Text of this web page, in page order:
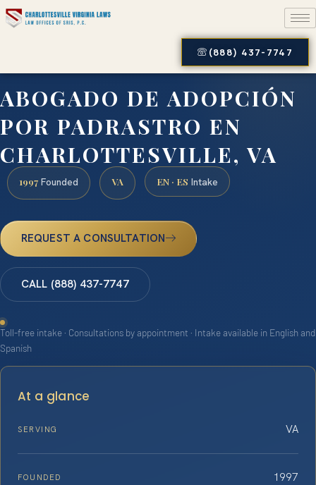
(888) 437-7747
ABOGADO DE ADOPCIÓN
POR PADRASTRO EN
CHARLOTTESVILLE, VA
1997 Founded VA EN · ES Intake
REQUEST A CONSULTATION
CALL (888) 437-7747
Toll-free intake · Consultations by appointment · Intake available in English and
Spanish
At a glance
SERVING VA
FOUNDED 1997